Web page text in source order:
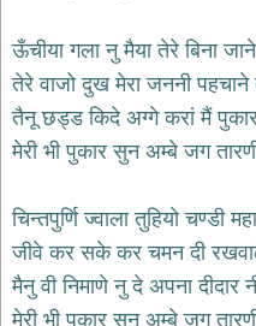
ganesh
राम
भजन
raam
bhajans
गुरुदेव
भजन
gurudev
bhajans
विविध
ऊँचीया गला नु मैया तेरे बिना
तेरे वाजो दुख मेरा जननी पहचाने
तैनू छड्ड किदे अग्गे करां मैं
मेरी भी पुकार सुन अम्बे जग
चिन्तपुर्णि ज्वाला तुहियो चण्डी
जीवे कर सके कर चमन दी
मैनु वी निमाणे नु दे अपना दीदार
मेरी भी पुकार सुन अम्बे जग